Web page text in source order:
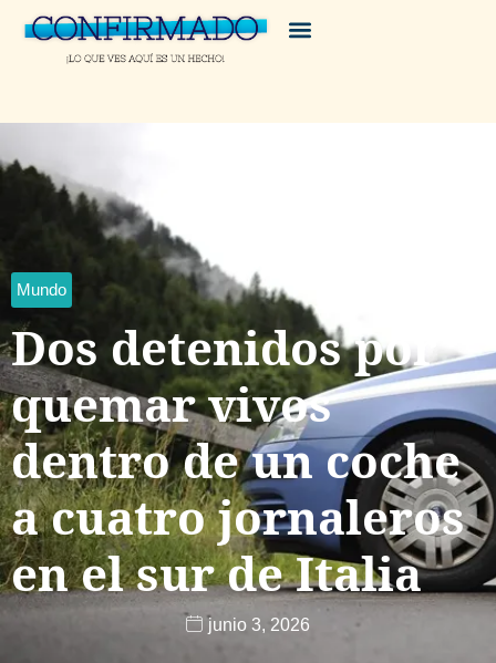
Mundo
Dos detenidos por
quemar vivos
dentro de un coche
a cuatro jornaleros
en el sur de Italia
junio 3, 2026